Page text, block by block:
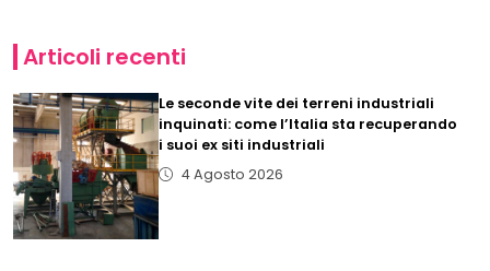
Articoli recenti
Le seconde vite dei terreni industriali
inquinati: come l’Italia sta recuperando
i suoi ex siti industriali
4 Agosto 2026